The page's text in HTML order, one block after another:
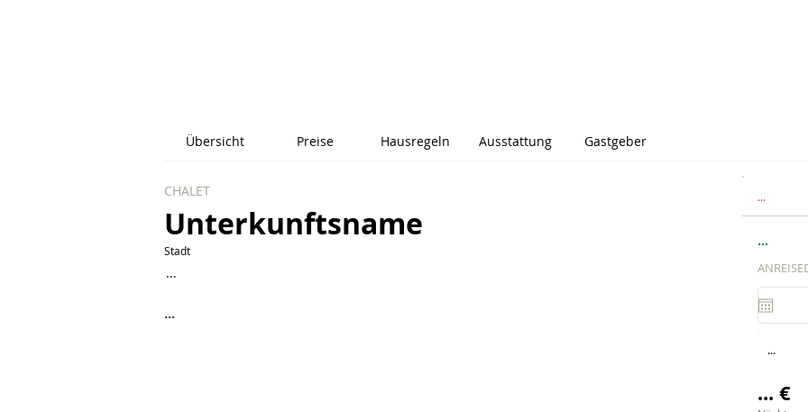
Übersicht Preise Hausregeln Ausstattung Gastgeber
CHALET
Unterkunftsname
Stadt
...
...
...
...
...
... €